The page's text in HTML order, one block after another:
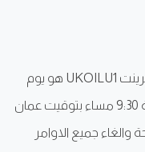
نود ان نذكركم أن تاريخ انتهاء عقد بترول برينت UKOILU1 هو يوم
الغد الخميس الموافق 2021/07/29 الساعة 9:30 مساء بتوقيت عمان
والغاء جميع الاوامر